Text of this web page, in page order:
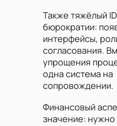
Также тяжёлый
бюрократии:
интерфейсы,
согласования.
упрощения
одна система на
сопровождении.
Финансовый
значение: нужно